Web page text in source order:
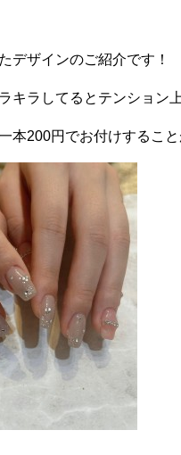
デザインのご紹介です！
キラしてるとテンション
本200円でお付けするこ